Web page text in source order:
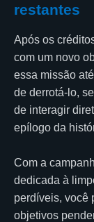
restantes
Após os
com um novo
essa missão
de derrotá-lo,
de interagir
epílogo da
Com a
dedicada à
perdíveis, você
objetivos